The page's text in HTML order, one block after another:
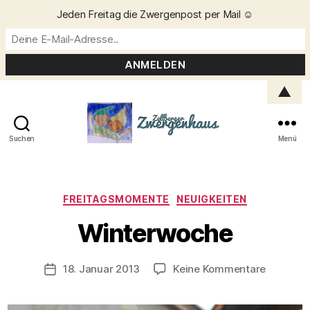
Suchen Menü
Kategorien
FREITAGSMOMENTE NEUIGKEITEN
Winterwoche
Beitragsautor
V
n
C
h
ri
Veröffentlichungsdatum
18. Januar 2013 Keine Kommentarezu
Jeden Freitag die Zwergenpost per Mail ☺️
▲